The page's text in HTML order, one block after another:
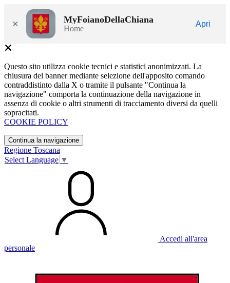
× MyFoianoDellaChiana
Home
Apri
Questo sito utilizza cookie tecnici e statistici anonimizzati. La
chiusura del banner mediante selezione dell'apposito comando
contraddistinto dalla X o tramite il pulsante "Continua la
navigazione" comporta la continuazione della navigazione in
assenza di cookie o altri strumenti di tracciamento diversi da quelli
sopracitati.
COOKIE POLICY
Continua la navigazione
Regione Toscana
Select Language ▼
Accedi all'area
personale